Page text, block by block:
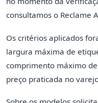
consultamos o Reclame
Os critérios aplicados
largura máxima de
comprimento máximo
preço praticada no